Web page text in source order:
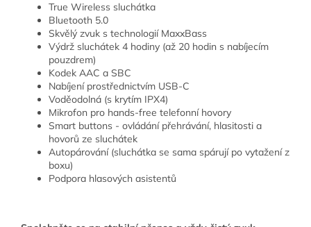
True Wireless sluchátka
Bluetooth 5.0
Skvělý zvuk s technologií MaxxBass
Výdrž sluchátek 4 hodiny (až 20 hodin s nabíjecím
pouzdrem)
Kodek AAC a SBC
Nabíjení prostřednictvím USB-C
Voděodolná (s krytím IPX4)
Mikrofon pro hands-free telefonní hovory
Smart buttons - ovládání přehrávání, hlasitosti a
hovorů ze sluchátek
Autopárování (sluchátka se sama spárují po vytažení z
boxu)
Podpora hlasových asistentů